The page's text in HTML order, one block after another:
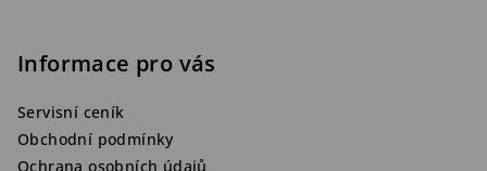
Informace pro vás
Servisní ceník
Obchodní podmínky
Ochrana osobních údajů